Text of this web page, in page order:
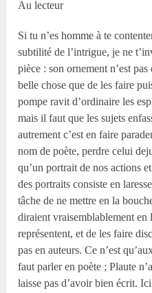
Au lecteur
Si tu n’es homme à te
subtilité de l’intrigue, je ne
pièce : son ornement n’est pas
belle chose que de les faire
pompe ravit d’ordinaire les
mais il faut que les sujets
autrement c’est en faire
nom de poète, perdre celui
qu’un portrait de nos actions
des portraits consiste en
tâche de ne mettre en la
diraient vraisemblablement en
représentent, et de les faire
pas en auteurs. Ce n’est
faut parler en poète ; Plaute
laisse pas d’avoir bien écrit.